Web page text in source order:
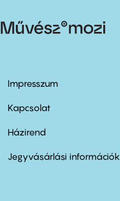
Footer
first
Impresszum
Kapcsolat
Footer
second
Házirend
Jegyvásárlási információk